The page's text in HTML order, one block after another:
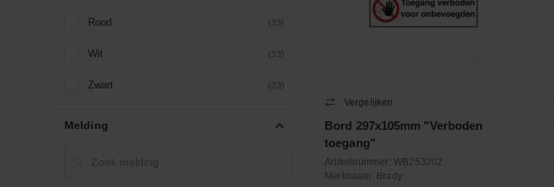
Rood (33)
Wit (33)
Zwart (33)
Melding
Vergelijken
Bord 297x105mm "Verboden
toegang"
Artikelnummer: WB253202
Merknaam: Brady